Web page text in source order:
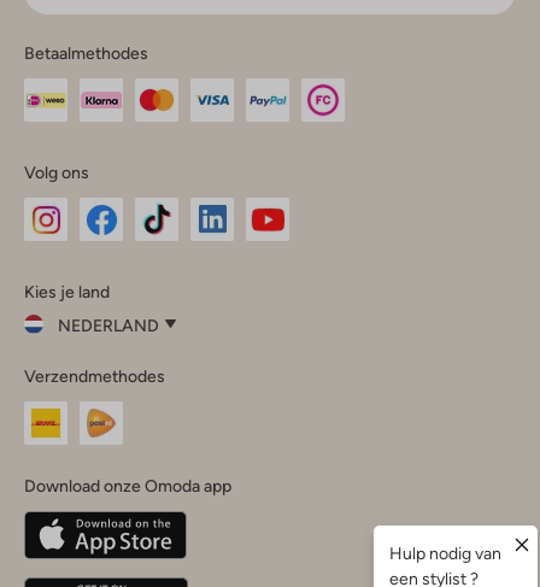
Betaalmethodes
Volg ons
InstagramFacebook
Kies je land
NEDERLAND
je
land
Nederland
Belgique(Français)
Deutschland
Verzendmethodes
Download onze Omoda app